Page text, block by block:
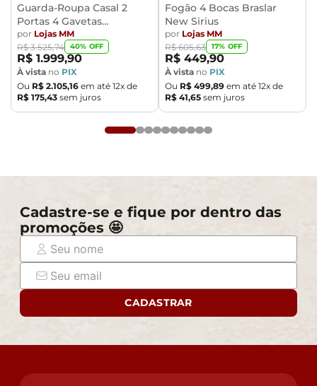
Guarda-Roupa Casal 2
Portas 4 Gavetas
Caemmun Moviment
por Lojas MM
R$ 3.525,74 40% OFF
R$ 1.999,90
À vista no PIX
Ou R$ 2.105,16 em até 12x de
R$ 175,43 sem juros
Fogão 4 Bocas Braslar
New Sirius
por Lojas MM
R$ 605,63 17% OFF
R$ 449,90
À vista no PIX
Ou R$ 499,89 em até 12x de
R$ 41,65 sem juros
Cadastre-se e fique por dentro das
promoções 🤩
CADASTRAR